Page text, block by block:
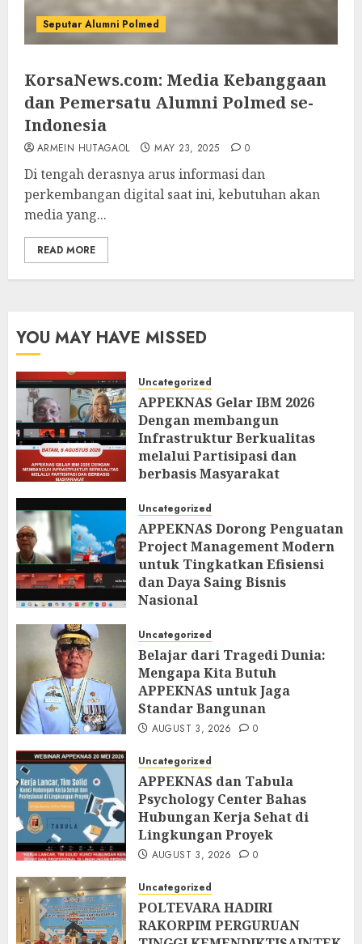
Seputar Alumni Polmed
KorsaNews.com: Media Kebanggaan
dan Pemersatu Alumni Polmed se-
Indonesia
ARMEIN HUTAGAOL MAY 23, 2025 0
Di tengah derasnya arus informasi dan
perkembangan digital saat ini, kebutuhan akan
media yang...
READ MORE
YOU MAY HAVE MISSED
Uncategorized
APPEKNAS Gelar IBM 2026
Dengan membangun
Infrastruktur Berkualitas
melalui Partisipasi dan
berbasis Masyarakat
Uncategorized
APPEKNAS Dorong Penguatan
Project Management Modern
untuk Tingkatkan Efisiensi
dan Daya Saing Bisnis
Nasional
Uncategorized
Belajar dari Tragedi Dunia:
Mengapa Kita Butuh
APPEKNAS untuk Jaga
Standar Bangunan
AUGUST 3, 2026 0
Uncategorized
APPEKNAS dan Tabula
Psychology Center Bahas
Hubungan Kerja Sehat di
Lingkungan Proyek
AUGUST 3, 2026 0
Uncategorized
POLTEVARA HADIRI
RAKORPIM PERGURUAN